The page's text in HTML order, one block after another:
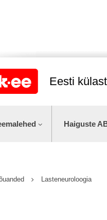
Eesti
Haiguste
Lasteneuroloogia